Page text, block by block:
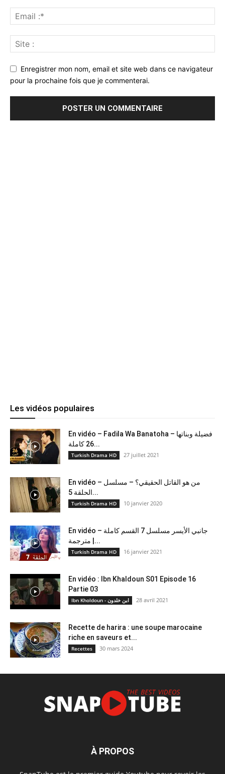
Enregistrer mon nom, email et site web dans ce navigateur
pour la prochaine fois que je commenterai.
Les vidéos populaires
En vidéo – Fadila Wa Banatoha – فضيلة وبناتها
26 كاملة...
Turkish Drama HD 27 juillet 2021
En vidéo – من هو القاتل الحقيقي؟ – مسلسل
الحلقة 5...
Turkish Drama HD 10 janvier 2020
En vidéo – جانبي الأيسر مسلسل 7 القسم كاملة
مترجمة |...
Turkish Drama HD 16 janvier 2021
En vidéo : Ibn Khaldoun S01 Episode 16
Partie 03
Ibn Kholdoun - ابن خلدون 28 avril 2021
Recette de harira : une soupe marocaine
riche en saveurs et...
Recettes 30 mars 2024
À PROPOS